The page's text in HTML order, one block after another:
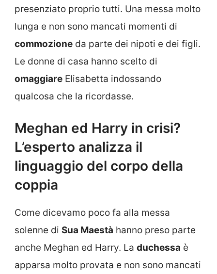
presenziato proprio tutti. Una messa molto
lunga e non sono mancati momenti di
commozione da parte dei nipoti e dei figli.
Le donne di casa hanno scelto di
omaggiare Elisabetta indossando
qualcosa che la ricordasse.
Meghan ed Harry in crisi?
L’esperto analizza il
linguaggio del corpo della
coppia
Come dicevamo poco fa alla messa
solenne di Sua Maestà hanno preso parte
anche Meghan ed Harry. La duchessa è
apparsa molto provata e non sono mancati